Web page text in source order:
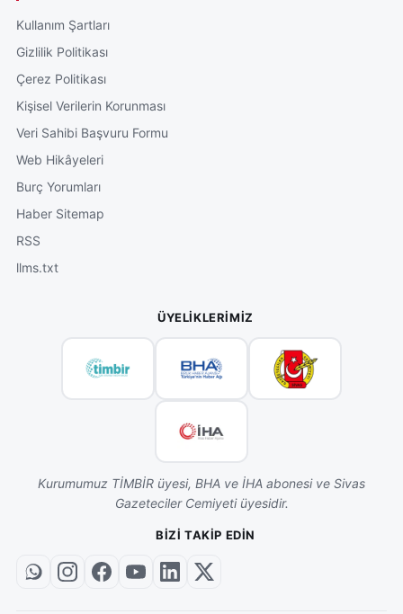
Kullanım Şartları
Gizlilik Politikası
Çerez Politikası
Kişisel Verilerin Korunması
Veri Sahibi Başvuru Formu
Web Hikâyeleri
Burç Yorumları
Haber Sitemap
RSS
llms.txt
ÜYELIKLERIMIZ
Kurumumuz TİMBİR üyesi, BHA ve İHA abonesi ve Sivas
Gazeteciler Cemiyeti üyesidir.
BIZI TAKIP EDIN